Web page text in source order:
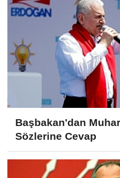
Başbakan'dan
Sözlerine Cevap